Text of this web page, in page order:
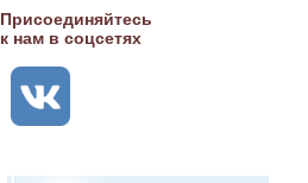
Присоединяйтесь
к нам в соцсетях